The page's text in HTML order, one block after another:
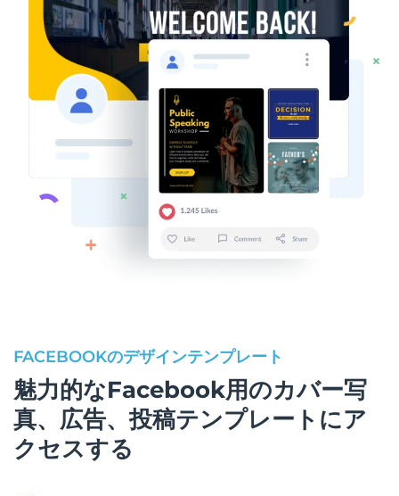
FACEBOOKのデザインテンプレート
魅力的なFacebook用のカバー写
真、広告、投稿テンプレートにア
クセスする